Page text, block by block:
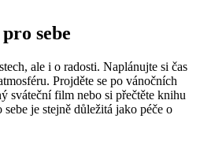
sebe
ale i o radosti. Naplánujte si čas
Projděte se po vánočních
sváteční film nebo si přečtěte knihu
je stejně důležitá jako péče o